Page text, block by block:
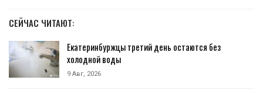
СЕЙЧАС ЧИТАЮТ:
Екатеринбуржцы третий день остаются без
холодной воды
9 Авг, 2026